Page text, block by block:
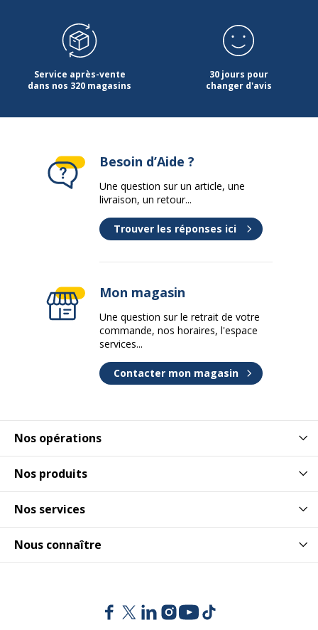
Service après-vente
dans nos 320 magasins
30 jours pour
changer d'avis
Nos opérations
Nos produits
Nos services
Nous connaître
Besoin d’Aide ?
Une question sur un article, une
livraison, un retour...
Trouver les réponses ici
Mon magasin
Une question sur le retrait de votre
commande, nos horaires, l'espace
services...
Contacter mon magasin